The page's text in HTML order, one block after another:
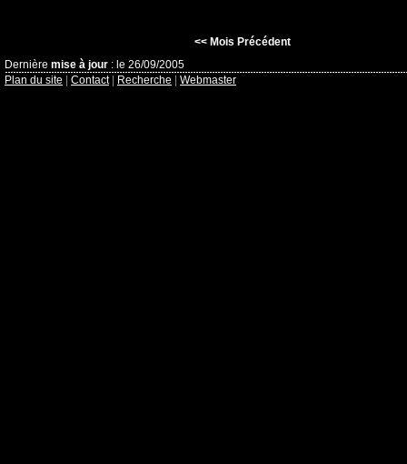
<< Mois Précédent
Dernière mise à jour : le 26/09/2005
Plan du site
Contact| Recherche Webmaster